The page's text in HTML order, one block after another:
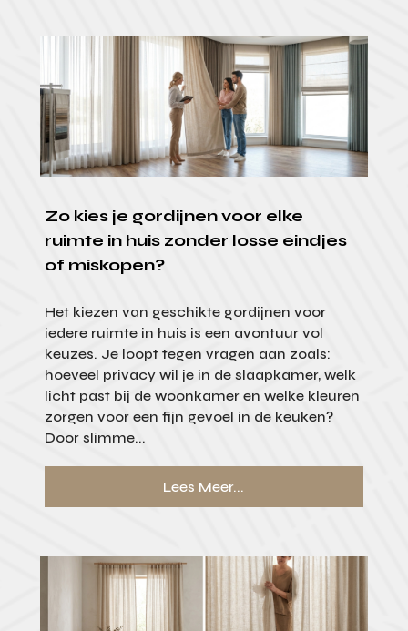
Zo kies je gordijnen voor elke
ruimte in huis zonder losse eindjes
of miskopen?
Het kiezen van geschikte gordijnen voor
iedere ruimte in huis is een avontuur vol
keuzes. Je loopt tegen vragen aan zoals:
hoeveel privacy wil je in de slaapkamer, welk
licht past bij de woonkamer en welke kleuren
zorgen voor een fijn gevoel in de keuken?
Door slimme...
Lees Meer...